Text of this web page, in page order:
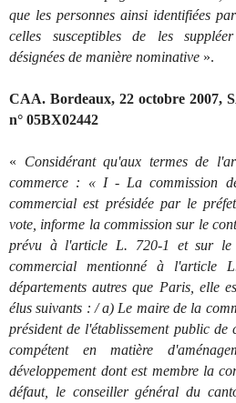
que les personnes ainsi identifiées
celles susceptibles de les
désignées de manière nominative ».
CAA. Bordeaux, 22 octobre 2007,
n° 05BX02442
« Considérant qu'aux termes de
commerce : « I - La commission
commercial est présidée par le
vote, informe la commission sur le
prévu à l'article L. 720-1 et sur le
commercial mentionné à
départements autres que Paris, elle
élus suivants : / a) Le maire de la
président de l'établissement public de
compétent en matière
développement dont est membre la
défaut, le conseiller général du